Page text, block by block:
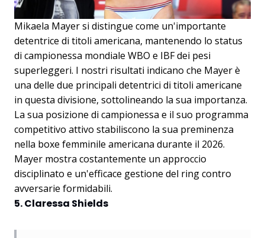
Mikaela Mayer si distingue come un'importante
detentrice di titoli americana, mantenendo lo status
di campionessa mondiale WBO e IBF dei pesi
superleggeri. I nostri risultati indicano che Mayer è
una delle due principali detentrici di titoli americane
in questa divisione, sottolineando la sua importanza.
La sua posizione di campionessa e il suo programma
competitivo attivo stabiliscono la sua preminenza
nella boxe femminile americana durante il 2026.
Mayer mostra costantemente un approccio
disciplinato e un'efficace gestione del ring contro
avversarie formidabili.
5. Claressa Shields